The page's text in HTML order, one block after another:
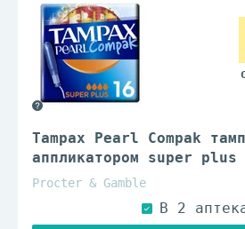
Tampax Pearl Compak
аппликатором super plus
Procter & Gamble